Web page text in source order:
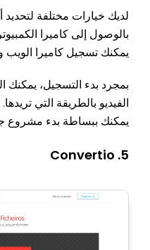
لديك خيارات مختلفة
بالوصول إلى كاميرا
يمكنك تسجيل كاميرا
بمجرد بدء التسجيل، يمكنك
الفيديو بالطريقة التي
يمكنك ببساطة بدء مشروع
5. Convertio